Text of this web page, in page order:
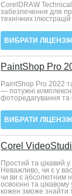
CorelDRAW
забезпечення для
технічних ілюстрацій
ВИБРАТИ
PaintShop Pro
PaintShop Pro 2022
— потужні
фоторедагування та
ВИБРАТИ
Corel
Простий та цікавий
Неважливо, чи є у
чи ви є абсолютним
освоєнні та
кожен зможе знайти